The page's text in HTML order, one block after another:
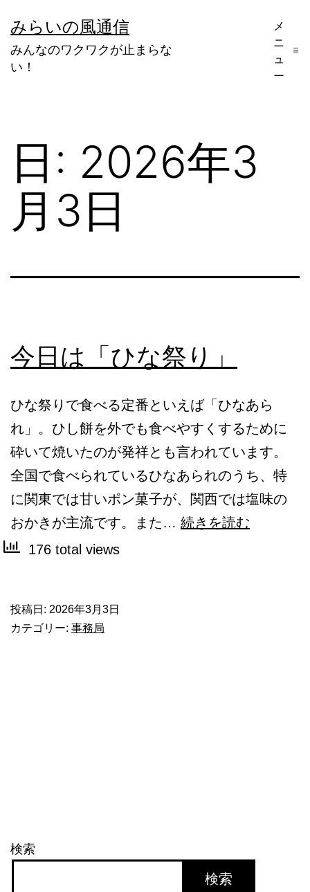
ン
テ
みらいの風通信
みんなのワクワクが止まらな
い！
メ
ニ
ュ
ー
日: 2026年3
月3日
今日は「ひな祭り」
ひな祭りで食べる定番といえば「ひなあら
れ」。ひし餅を外でも食べやすくするために
砕いて焼いたのが発祥とも言われています。
全国で食べられているひなあられのうち、特
に関東では甘いポン菓子が、関西では塩味の
おかきが主流です。また… 続きを読む
176 total views
投稿日: 2026年3月3日
カテゴリー: 事務局
検索
検索